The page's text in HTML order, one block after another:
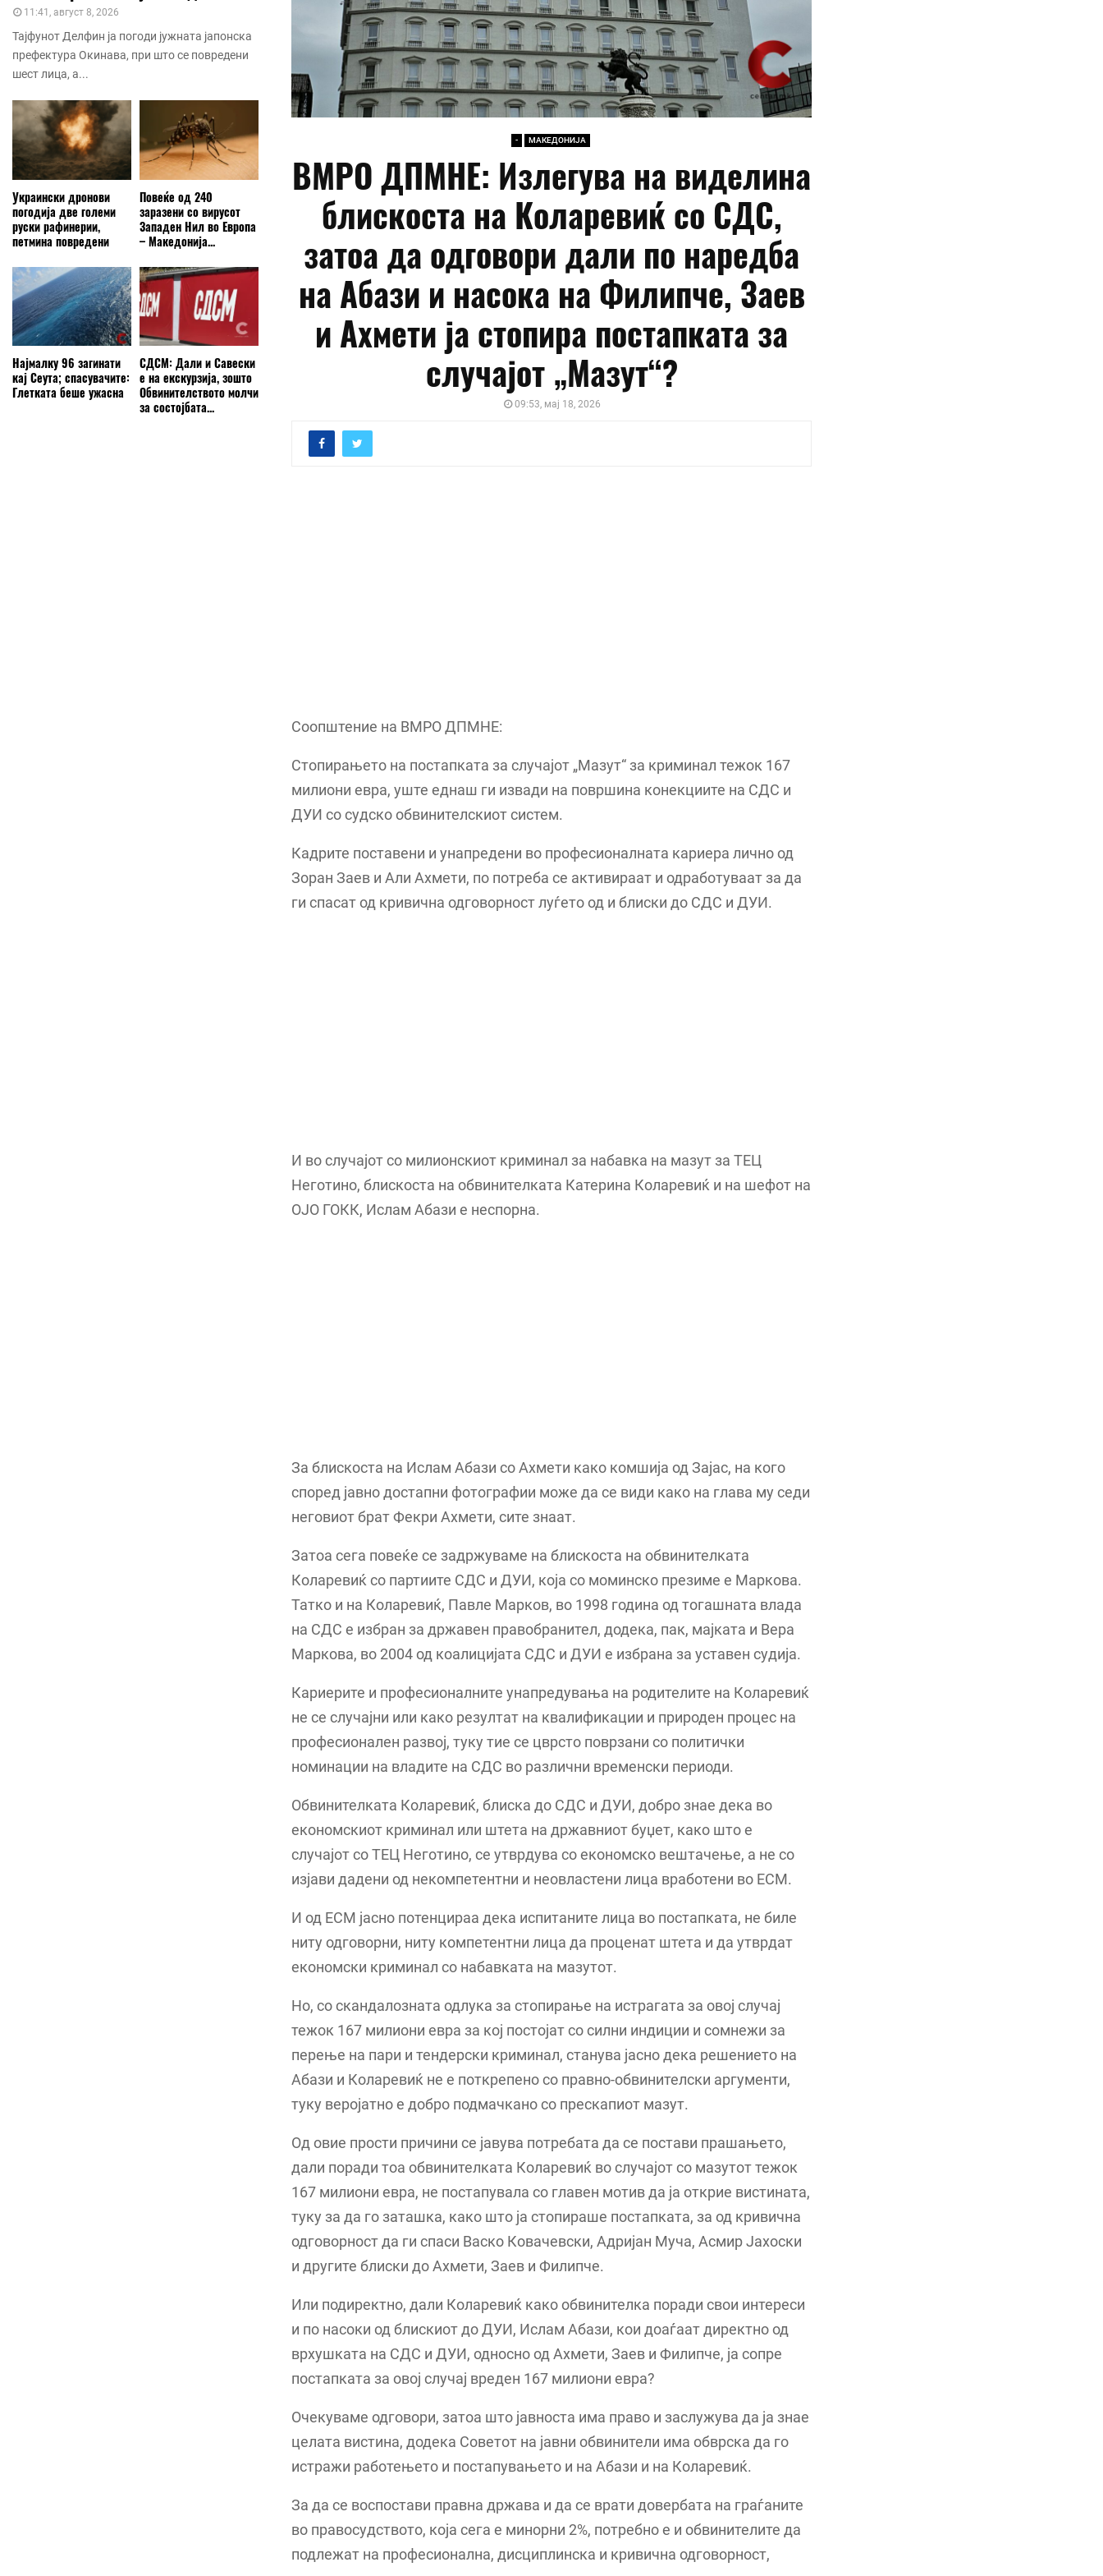
- МАКЕДОНИЈА
ВМРО ДПМНЕ: Излегува на виделина
блискоста на Коларевиќ со СДС,
затоа да одговори дали по наредба
на Абази и насока на Филипче, Заев
и Ахмети ја стопира постапката за
случајот „Мазут“?
09:53, мај 18, 2026
Соопштение на ВМРО ДПМНЕ:
Стопирањето на постапката за случајот „Мазут“ за криминал тежок 167
милиони евра, уште еднаш ги извади на површина конекциите на СДС и
ДУИ со судско обвинителскиот систем.
Кадрите поставени и унапредени во професионалната кариера лично од
Зоран Заев и Али Ахмети, по потреба се активираат и одработуваат за да
ги спасат од кривична одговорност луѓето од и блиски до СДС и ДУИ.
И во случајот со милионскиот криминал за набавка на мазут за ТЕЦ
Неготино, блискоста на обвинителката Катерина Коларевиќ и на шефот на
ОЈО ГОКК, Ислам Абази е неспорна.
За блискоста на Ислам Абази со Ахмети како комшија од Зајас, на кого
според јавно достапни фотографии може да се види како на глава му седи
неговиот брат Фекри Ахмети, сите знаат.
Затоа сега повеќе се задржуваме на блискоста на обвинителката
Коларевиќ со партиите СДС и ДУИ, која со моминско презиме е Маркова.
Татко и на Коларевиќ, Павле Марков, во 1998 година од тогашната влада
на СДС е избран за државен правобранител, додека, пак, мајката и Вера
Маркова, во 2004 од коалицијата СДС и ДУИ е избрана за уставен судија.
Кариерите и професионалните унапредувања на родителите на Коларевиќ
не се случајни или како резултат на квалификации и природен процес на
професионален развој, туку тие се цврсто поврзани со политички
номинации на владите на СДС во различни временски периоди.
Обвинителката Коларевиќ, блиска до СДС и ДУИ, добро знае дека во
економскиот криминал или штета на државниот буџет, како што е
случајот со ТЕЦ Неготино, се утврдува со економско вештачење, а не со
изјави дадени од некомпетентни и неовластени лица вработени во ЕСМ.
И од ЕСМ јасно потенцираа дека испитаните лица во постапката, не биле
ниту одговорни, ниту компетентни лица да проценат штета и да утврдат
економски криминал со набавката на мазутот.
Но, со скандалозната одлука за стопирање на истрагата за овој случај
тежок 167 милиони евра за кој постојат со силни индиции и сомнежи за
перење на пари и тендерски криминал, станува јасно дека решението на
Абази и Коларевиќ не е поткрепено со правно-обвинителски аргументи,
туку веројатно е добро подмачкано со прескапиот мазут.
Од овие прости причини се јавува потребата да се постави прашањето,
дали поради тоа обвинителката Коларевиќ во случајот со мазутот тежок
167 милиони евра, не постапувала со главен мотив да ја открие вистината,
туку за да го заташка, како што ја стопираше постапката, за од кривична
одговорност да ги спаси Васко Ковачевски, Адријан Муча, Асмир Јахоски
и другите блиски до Ахмети, Заев и Филипче.
Или подиректно, дали Коларевиќ како обвинителка поради свои интереси
и по насоки од блискиот до ДУИ, Ислам Абази, кои доаѓаат директно од
врхушката на СДС и ДУИ, односно од Ахмети, Заев и Филипче, ја сопре
постапката за овој случај вреден 167 милиони евра?
Очекуваме одговори, затоа што јавноста има право и заслужува да ја знае
целата вистина, додека Советот на јавни обвинители има обврска да го
истражи работењето и постапувањето и на Абази и на Коларевиќ.
За да се воспостави правна држава и да се врати довербата на граѓаните
во правосудството, која сега е минорни 2%, потребно е и обвинителите да
подлежат на професионална, дисциплинска и кривична одговорност,
11:41, август 8, 2026
Тајфунот Делфин ја погоди јужната јапонска
префектура Окинава, при што се повредени
шест лица, а...
Украински дронови
погодија две големи
руски рафинерии,
петмина повредени
Повеќе од 240
заразени со вирусот
Западен Нил во Европа
– Македонија...
Најмалку 96 загинати
кај Сеута; спасувачите:
Глетката беше ужасна
СДСМ: Дали и Савески
е на екскурзија, зошто
Обвинителството молчи
за состојбата...